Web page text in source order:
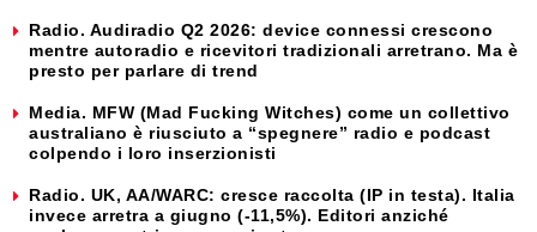
Radio. Audiradio Q2 2026: device connessi crescono
mentre autoradio e ricevitori tradizionali arretrano. Ma è
presto per parlare di trend
Media. MFW (Mad Fucking Witches) come un collettivo
australiano è riusciuto a “spegnere” radio e podcast
colpendo i loro inserzionisti
Radio. UK, AA/WARC: cresce raccolta (IP in testa). Italia
invece arretra a giugno (-11,5%). Editori anziché